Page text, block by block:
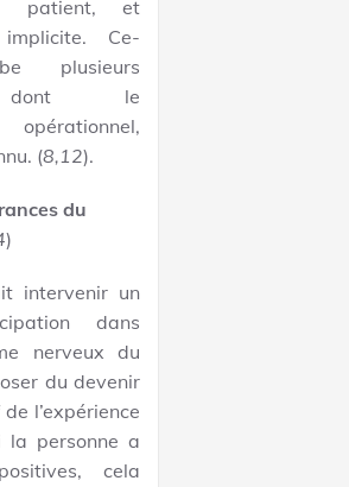
patient, et
implicite. Ce-
plusieurs
dont le
opérationnel,
(8,12).
du
)
intervenir un
dans
nerveux du
du devenir
l’expérience
la personne a
cela